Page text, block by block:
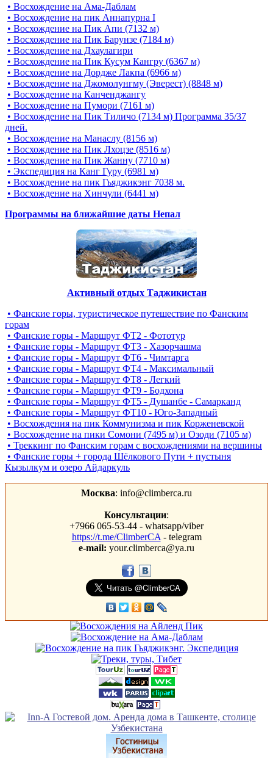
• Восхождение на Ама-Даблам
• Восхождение на пик Аннапурна I
• Восхождение на Пик Апи (7132 м)
• Восхождение на Пик Барунзе (7184 м)
• Восхождение на Дхаулагири
• Восхождение на Пик Кусум Кангру (6367 м)
• Восхождение на Дордже Лакпа (6966 м)
• Восхождение на Джомолунгму (Эверест) (8848 м)
• Восхождение на Канченджангу
• Восхождение на Пумори (7161 м)
• Восхождение на Пик Тиличо (7134 м) Программа 35/37
дней.
• Восхождение на Манаслу (8156 м)
• Восхождение на Пик Лхоцзе (8516 м)
• Восхождение на Пик Жанну (7710 м)
• Экспедиция на Канг Гуру (6981 м)
• Восхождение на пик Гьяджикэнг 7038 м.
• Восхождение на Хинчули (6441 м)
Программы на ближайшие даты Непал
Активный отдых Таджикистан
• Фанские горы, туристическое путешествие по Фанским
горам
• Фанские горы - Маршрут ФТ2 - Фототур
• Фанские горы - Маршрут ФТ3 - Хазорчашма
• Фанские горы - Маршрут ФТ6 - Чимтарга
• Фанские горы - Маршрут ФТ4 - Максимальный
• Фанские горы - Маршрут ФТ8 - Легкий
• Фанские горы - Маршрут ФТ9 - Бодхона
• Фанские горы - Маршрут ФТ5 - Душанбе - Самарканд
• Фанские горы - Маршрут ФТ10 - Юго-Западный
• Восхождения на пик Коммунизма и пик Корженевской
• Восхождение на пики Сомони (7495 м) и Озоди (7105 м)
• Треккинг по Фанским горам c восхождениями на вершины
• Фанские горы + города Шёлкового Пути + пустыня
Кызылкум и озеро Айдаркуль
Москва: info@climberca.ru
Консультации:
+7966 065-53-44 - whatsapp/viber
https://t.me/ClimberCA - telegram
e-mail: your.climberca@ya.ru